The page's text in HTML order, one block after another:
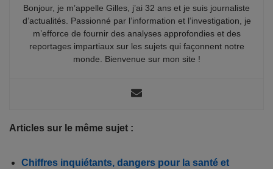
Bonjour, je m’appelle Gilles, j’ai 32 ans et je suis journaliste
d’actualités. Passionné par l’information et l’investigation, je
m’efforce de fournir des analyses approfondies et des
reportages impartiaux sur les sujets qui façonnent notre
monde. Bienvenue sur mon site !
Articles sur le même sujet :
Chiffres inquiétants, dangers pour la santé et